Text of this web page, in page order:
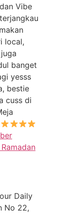
Vibe
local,
banget
yesss
bestie
cuss di
Daily
No 22,